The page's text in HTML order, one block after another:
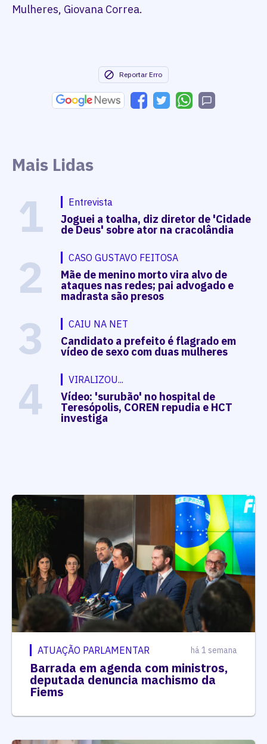
Mulheres, Giovana Correa.
Reportar Erro
Mais Lidas
1 Entrevista
Joguei a toalha, diz diretor de 'Cidade
de Deus' sobre ator na cracolândia
2 CASO GUSTAVO FEITOSA
Mãe de menino morto vira alvo de
ataques nas redes; pai advogado e
madrasta são presos
3 CAIU NA NET
Candidato a prefeito é flagrado em
vídeo de sexo com duas mulheres
4 VIRALIZOU...
Vídeo: 'surubão' no hospital de
Teresópolis, COREN repudia e HCT
investiga
ATUAÇÃO PARLAMENTAR há 1 semana
Barrada em agenda com ministros,
deputada denuncia machismo da
Fiems